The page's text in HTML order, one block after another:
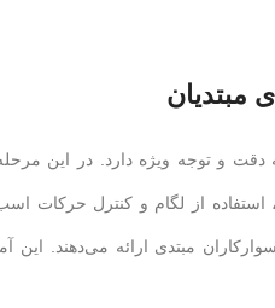
مبتدیان
دقت و توجه ویژه دارد. در این
از لگام و کنترل حرکات
مبتدی ارائه می‌دهند. این